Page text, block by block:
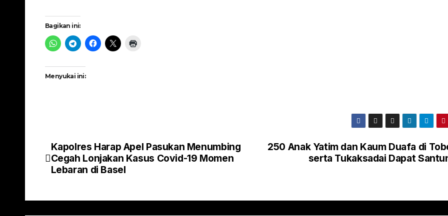
Bagikan ini:
Menyukai ini:
Navigasi
pos
250 Anak Yatim dan Kaum Duafa di
serta Tukaksadai Dapat
Kapolres Harap Apel Pasukan Menumbing
Cegah Lonjakan Kasus Covid-19 Momen
Lebaran di Basel